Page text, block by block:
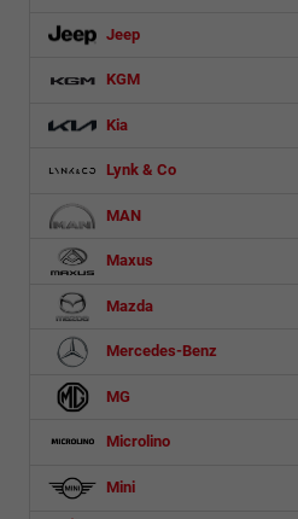
Jeep
KGM
Kia
Lynk & Co
MAN
Maxus
Mazda
Mercedes-Benz
MG
Microlino
Mini